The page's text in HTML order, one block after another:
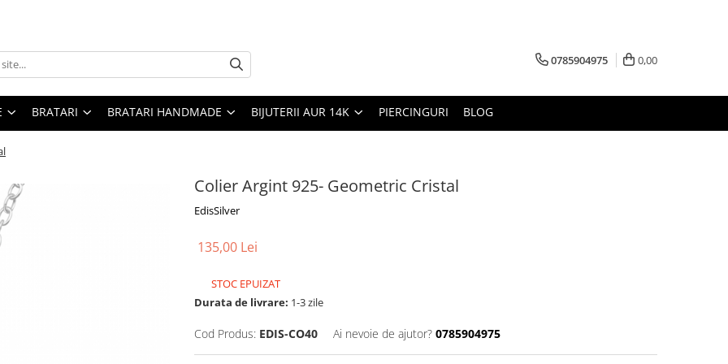
0785904975 0,00
BRATARI BRATARI HANDMADE BIJUTERII AUR 14K PIERCINGURI BLOG
Colier Argint 925- Geometric Cristal
EdisSilver
135,00 Lei
STOC EPUIZAT
Durata de livrare: 1-3 zile
Cod Produs: EDIS-CO40 Ai nevoie de ajutor? 0785904975